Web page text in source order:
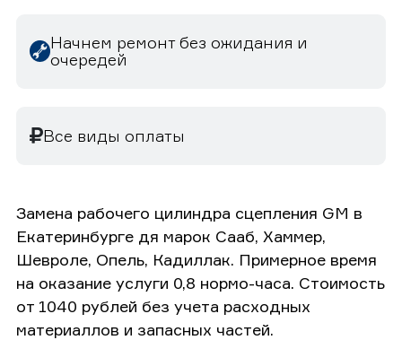
Начнем ремонт без ожидания и
очередей
Все виды оплаты
Замена рабочего цилиндра сцепления GM в
Екатеринбурге дя марок Сааб, Хаммер,
Шевроле, Опель, Кадиллак. Примерное время
на оказание услуги 0,8 нормо-часа. Стоимость
от 1040 рублей без учета расходных
материаллов и запасных частей.